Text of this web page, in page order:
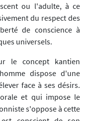
ou l'adulte, à ce
du respect des
de conscience à
universels.
le concept kantien
dispose d'une
face à ses désirs.
et qui impose le
s'oppose à cette